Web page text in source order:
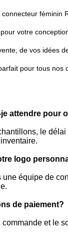
féminin
votre
de vos idées
pour tous nos
attendre pour
le
logo
une équipe de
de paiement?
et le